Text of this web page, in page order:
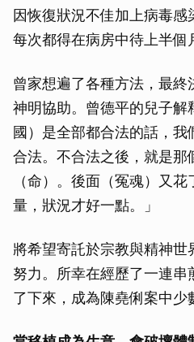
因恢復狀況不佳加上病毒感
每次都得在病房中待上半個
曾家想遍了各種方法，最
神明協助。曾德平的兒子解
國）是全部都合法的話，
合法。不合法之後，就是那
（命）。後面（冤魂）又
量，狀況才好一點。」
將希望寄託於宗教與精神
努力。所幸在經歷了一連
了下來，成為陳堯俐案中少